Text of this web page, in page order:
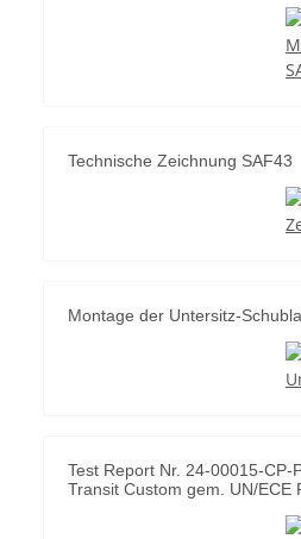
Technische Zeichnung SAF43
Montage der Untersitz-
Test Report Nr. 24-00015-CP-
Transit Custom gem. UN/ECE